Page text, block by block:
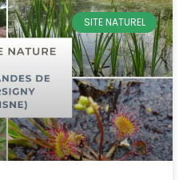
SITE NATUREL